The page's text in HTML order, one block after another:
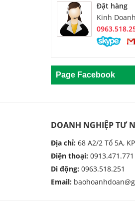
Đặt hàng
Kinh Doanh
Page Facebook
DOANH NGHIỆP TƯ
Địa chỉ: 68 A2/2 Tổ 5A,
Điện thoại: 0913.471.771
Di động: 0963.518.251
Email: